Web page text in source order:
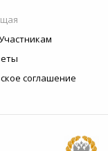
соглашение